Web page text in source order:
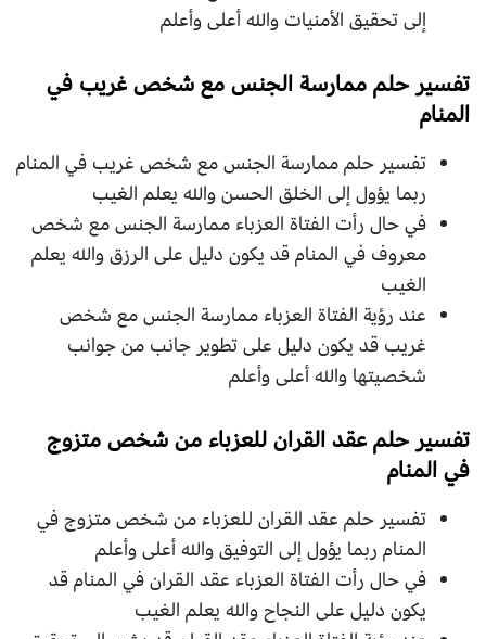
إلى تحقيق الأمنيات والله أعلى وأعلم
تفسير حلم ممارسة الجنس مع شخص غريب في
المنام
تفسير حلم ممارسة الجنس مع شخص غريب في المنام
ربما يؤول إلى الخلق الحسن والله يعلم الغيب
في حال رأت الفتاة العزباء ممارسة الجنس مع شخص
معروف في المنام قد يكون دليل على الرزق والله يعلم
الغيب
عند رؤية الفتاة العزباء ممارسة الجنس مع شخص
غريب قد يكون دليل على تطوير جانب من جوانب
شخصيتها والله أعلى وأعلم
تفسير حلم عقد القران للعزباء من شخص متزوج
في المنام
تفسير حلم عقد القران للعزباء من شخص متزوج في
المنام ربما يؤول إلى التوفيق والله أعلى وأعلم
في حال رأت الفتاة العزباء عقد القران في المنام قد
يكون دليل على النجاح والله يعلم الغيب